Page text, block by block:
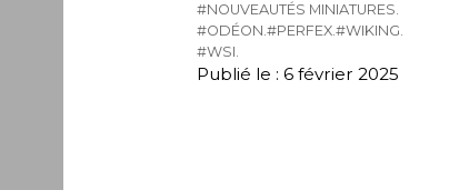
#NOUVEAUTÉS MINIATURES.
#ODÉON.#PERFEX.#WIKING.
#WSI.
Publié le : 6 février 2025